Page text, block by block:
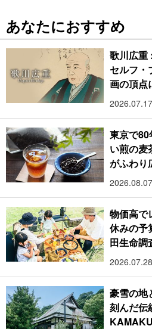
あなたにおすすめ
歌川広重
セルフ・
画の頂点
2026.07.17
東京で
い煎の麦
がふわり
2026.08.07
物価高で
休みの
田生命調
2026.07.28
豪雪の地
刻んだ伝